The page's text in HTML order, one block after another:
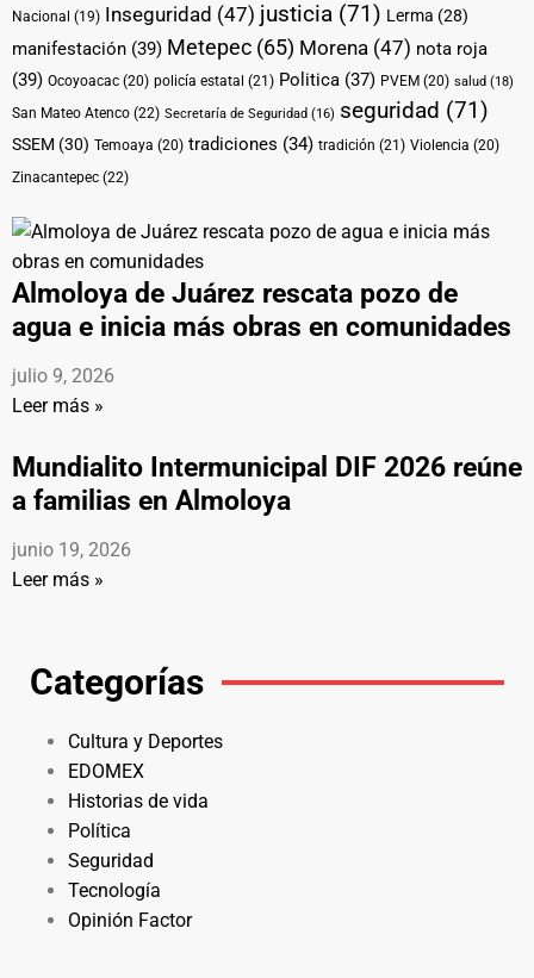
Nacional (19) Inseguridad (47) justicia (71) Lerma (28)
manifestación (39) Metepec (65) Morena (47) nota roja
(39) Ocoyoacac (20) policía estatal (21) Politica (37) PVEM (20) salud (18)
San Mateo Atenco (22) Secretaría de Seguridad (16) seguridad (71)
SSEM (30) Temoaya (20) tradiciones (34) tradición (21) Violencia (20)
Zinacantepec (22)
Almoloya de Juárez rescata pozo de
agua e inicia más obras en comunidades
julio 9, 2026
Leer más »
Mundialito Intermunicipal DIF 2026 reúne
a familias en Almoloya
junio 19, 2026
Leer más »
Categorías
Cultura y Deportes
EDOMEX
Historias de vida
Política
Seguridad
Tecnología
Opinión Factor